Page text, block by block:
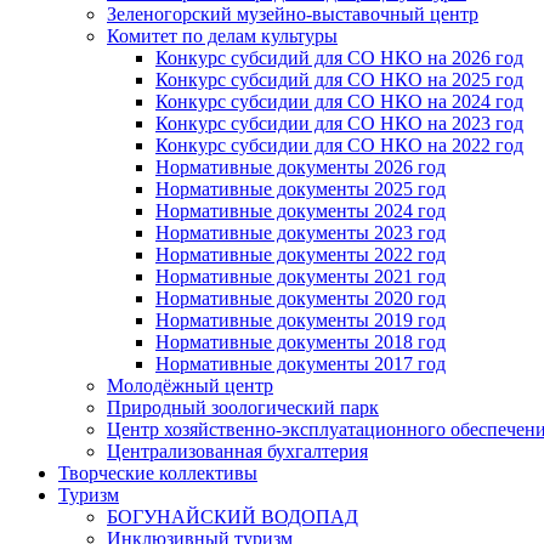
Зеленогорский музейно-выставочный центр
Комитет по делам культуры
Конкурс субсидий для СО НКО на 2026 год
Конкурс субсидий для СО НКО на 2025 год
Конкурс субсидии для СО НКО на 2024 год
Конкурс субсидии для СО НКО на 2023 год
Конкурс субсидии для СО НКО на 2022 год
Нормативные документы 2026 год
Нормативные документы 2025 год
Нормативные документы 2024 год
Нормативные документы 2023 год
Нормативные документы 2022 год
Нормативные документы 2021 год
Нормативные документы 2020 год
Нормативные документы 2019 год
Нормативные документы 2018 год
Нормативные документы 2017 год
Молодёжный центр
Природный зоологический парк
Центр хозяйственно-эксплуатационного
Централизованная бухгалтерия
Творческие коллективы
Туризм
БОГУНАЙСКИЙ ВОДОПАД
Инклюзивный туризм